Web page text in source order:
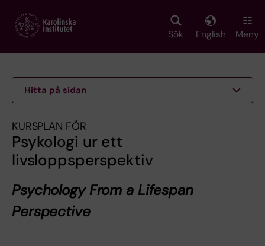
main
Sök English Meny
Hitta på sidan
KURSPLAN FÖR
Psykologi ur ett
livsloppsperspektiv
Psychology From a Lifespan
Perspective